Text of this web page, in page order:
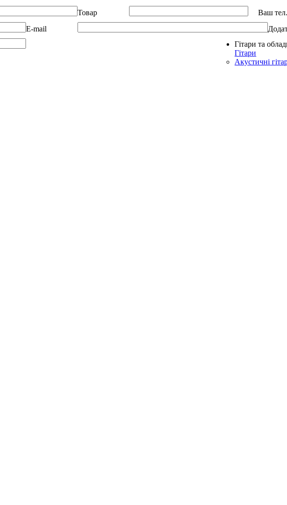
Товар
Ваш тел.
E-mail
Allegro - Music: Музичні інструменти в Україні
Гітари та
Гітари
Акустичні